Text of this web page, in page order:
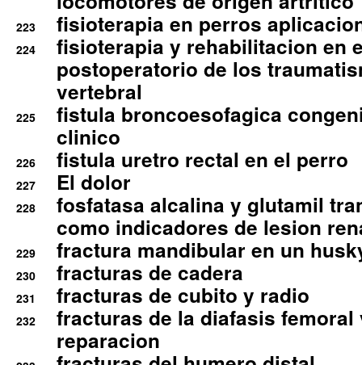
223 fisioterapia en perros
224
fisioterapia y rehabilitacion en
postoperatorio de los
vertebral
225
fistula broncoesofagica
clinico
226 fistula uretro rectal en el perro
227 El dolor
228
fosfatasa alcalina y glutamil
como indicadores de lesion
229 fractura mandibular en un
230 fracturas de cadera
231 fracturas de cubito y radio
232
fracturas de la diafasis
reparacion